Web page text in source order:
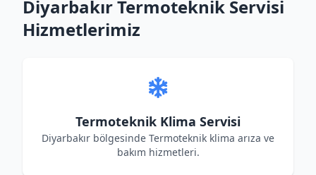
Diyarbakır Termoteknik Servisi
Hizmetlerimiz
Termoteknik Klima Servisi
Diyarbakır bölgesinde Termoteknik klima arıza ve
bakım hizmetleri.